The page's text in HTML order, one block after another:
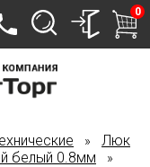
0
» Люк
белый 0.8мм »